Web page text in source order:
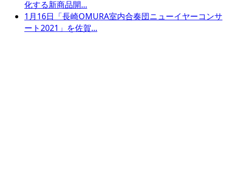
化する新商品開...
1月16日「長崎OMURA室内合奏団ニューイヤーコンサ
ート2021」を佐賀...